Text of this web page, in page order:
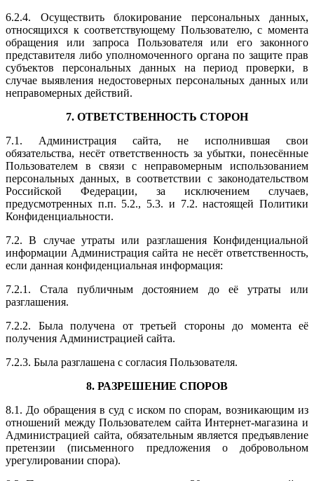
6.2.4. Осуществить блокирование персональных данных,
относящихся к соответствующему Пользователю, с момента
обращения или запроса Пользователя или его законного
представителя либо уполномоченного органа по защите прав
субъектов персональных данных на период проверки, в
случае выявления недостоверных персональных данных или
неправомерных действий.
7. ОТВЕТСТВЕННОСТЬ СТОРОН
7.1. Администрация сайта, не исполнившая свои
обязательства, несёт ответственность за убытки, понесённые
Пользователем в связи с неправомерным использованием
персональных данных, в соответствии с законодательством
Российской Федерации, за исключением случаев,
предусмотренных п.п. 5.2., 5.3. и 7.2. настоящей Политики
Конфиденциальности.
7.2. В случае утраты или разглашения Конфиденциальной
информации Администрация сайта не несёт ответственность,
если данная конфиденциальная информация:
7.2.1. Стала публичным достоянием до её утраты или
разглашения.
7.2.2. Была получена от третьей стороны до момента её
получения Администрацией сайта.
7.2.3. Была разглашена с согласия Пользователя.
8. РАЗРЕШЕНИЕ СПОРОВ
8.1. До обращения в суд с иском по спорам, возникающим из
отношений между Пользователем сайта Интернет-магазина и
Администрацией сайта, обязательным является предъявление
претензии (письменного предложения о добровольном
урегулировании спора).